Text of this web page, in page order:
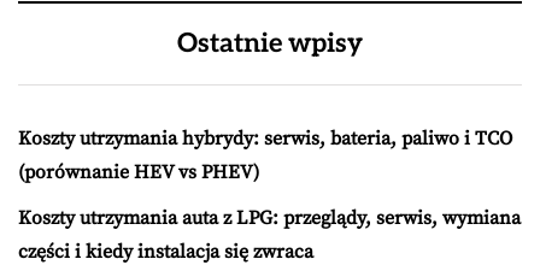
Ostatnie wpisy
Koszty utrzymania hybrydy: serwis, bateria, paliwo i TCO
(porównanie HEV vs PHEV)
Koszty utrzymania auta z LPG: przeglądy, serwis, wymiana
części i kiedy instalacja się zwraca